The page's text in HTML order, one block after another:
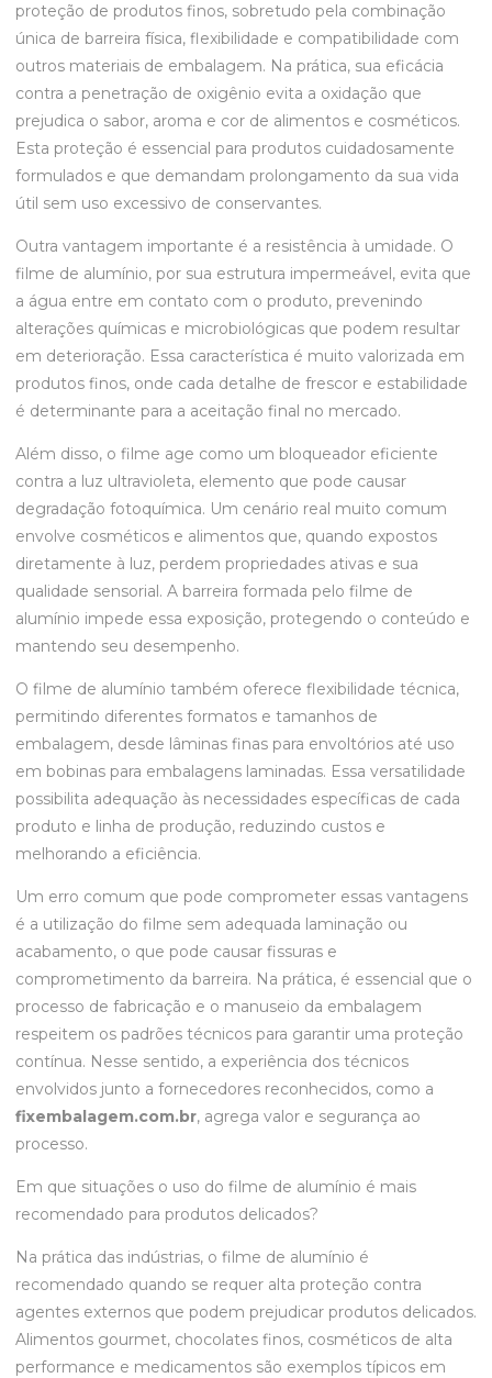
proteção de produtos finos, sobretudo pela combinação
única de barreira física, flexibilidade e compatibilidade com
outros materiais de embalagem. Na prática, sua eficácia
contra a penetração de oxigênio evita a oxidação que
prejudica o sabor, aroma e cor de alimentos e cosméticos.
Esta proteção é essencial para produtos cuidadosamente
formulados e que demandam prolongamento da sua vida
útil sem uso excessivo de conservantes.
Outra vantagem importante é a resistência à umidade. O
filme de alumínio, por sua estrutura impermeável, evita que
a água entre em contato com o produto, prevenindo
alterações químicas e microbiológicas que podem resultar
em deterioração. Essa característica é muito valorizada em
produtos finos, onde cada detalhe de frescor e estabilidade
é determinante para a aceitação final no mercado.
Além disso, o filme age como um bloqueador eficiente
contra a luz ultravioleta, elemento que pode causar
degradação fotoquímica. Um cenário real muito comum
envolve cosméticos e alimentos que, quando expostos
diretamente à luz, perdem propriedades ativas e sua
qualidade sensorial. A barreira formada pelo filme de
alumínio impede essa exposição, protegendo o conteúdo e
mantendo seu desempenho.
O filme de alumínio também oferece flexibilidade técnica,
permitindo diferentes formatos e tamanhos de
embalagem, desde lâminas finas para envoltórios até uso
em bobinas para embalagens laminadas. Essa versatilidade
possibilita adequação às necessidades específicas de cada
produto e linha de produção, reduzindo custos e
melhorando a eficiência.
Um erro comum que pode comprometer essas vantagens
é a utilização do filme sem adequada laminação ou
acabamento, o que pode causar fissuras e
comprometimento da barreira. Na prática, é essencial que o
processo de fabricação e o manuseio da embalagem
respeitem os padrões técnicos para garantir uma proteção
contínua. Nesse sentido, a experiência dos técnicos
envolvidos junto a fornecedores reconhecidos, como a
fixembalagem.com.br, agrega valor e segurança ao
processo.
Em que situações o uso do filme de alumínio é mais
recomendado para produtos delicados?
Na prática das indústrias, o filme de alumínio é
recomendado quando se requer alta proteção contra
agentes externos que podem prejudicar produtos delicados.
Alimentos gourmet, chocolates finos, cosméticos de alta
performance e medicamentos são exemplos típicos em